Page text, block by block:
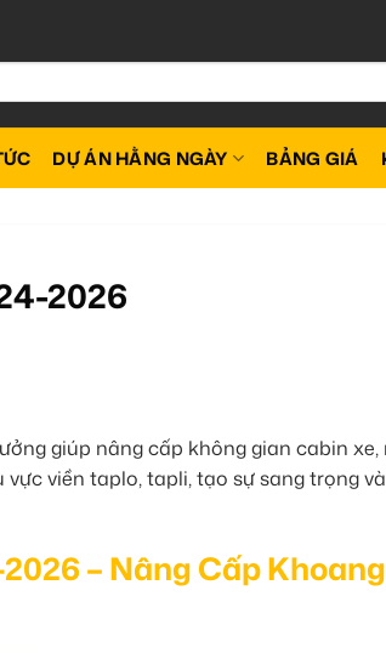
DỰ ÁN HẰNG NGÀY BẢNG GIÁ
2026
giúp nâng cấp không gian cabin xe,
viền taplo, tapli, tạo sự sang trọng
– Nâng Cấp